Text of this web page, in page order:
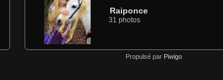
Raiponce
31 photos
Propulsé par Piwigo